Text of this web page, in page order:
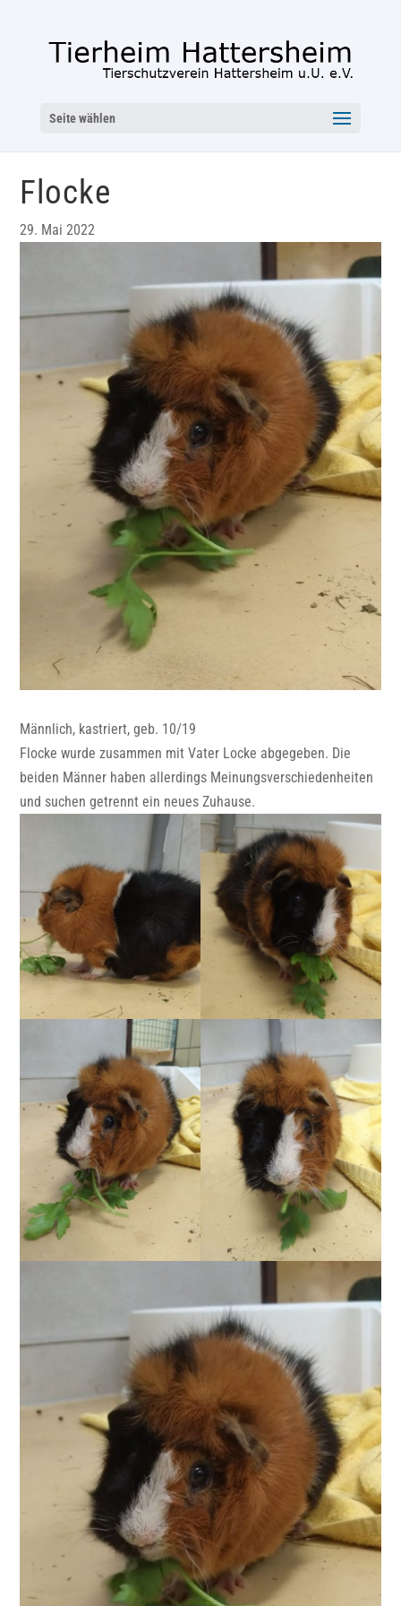
Seite wählen
Flocke
29. Mai 2022
Männlich, kastriert, geb. 10/19
Flocke wurde zusammen mit Vater Locke abgegeben. Die
beiden Männer haben allerdings Meinungsverschiedenheiten
und suchen getrennt ein neues Zuhause.